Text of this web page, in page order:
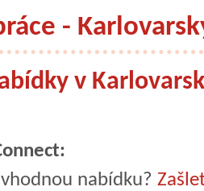
-
v
nabídku?